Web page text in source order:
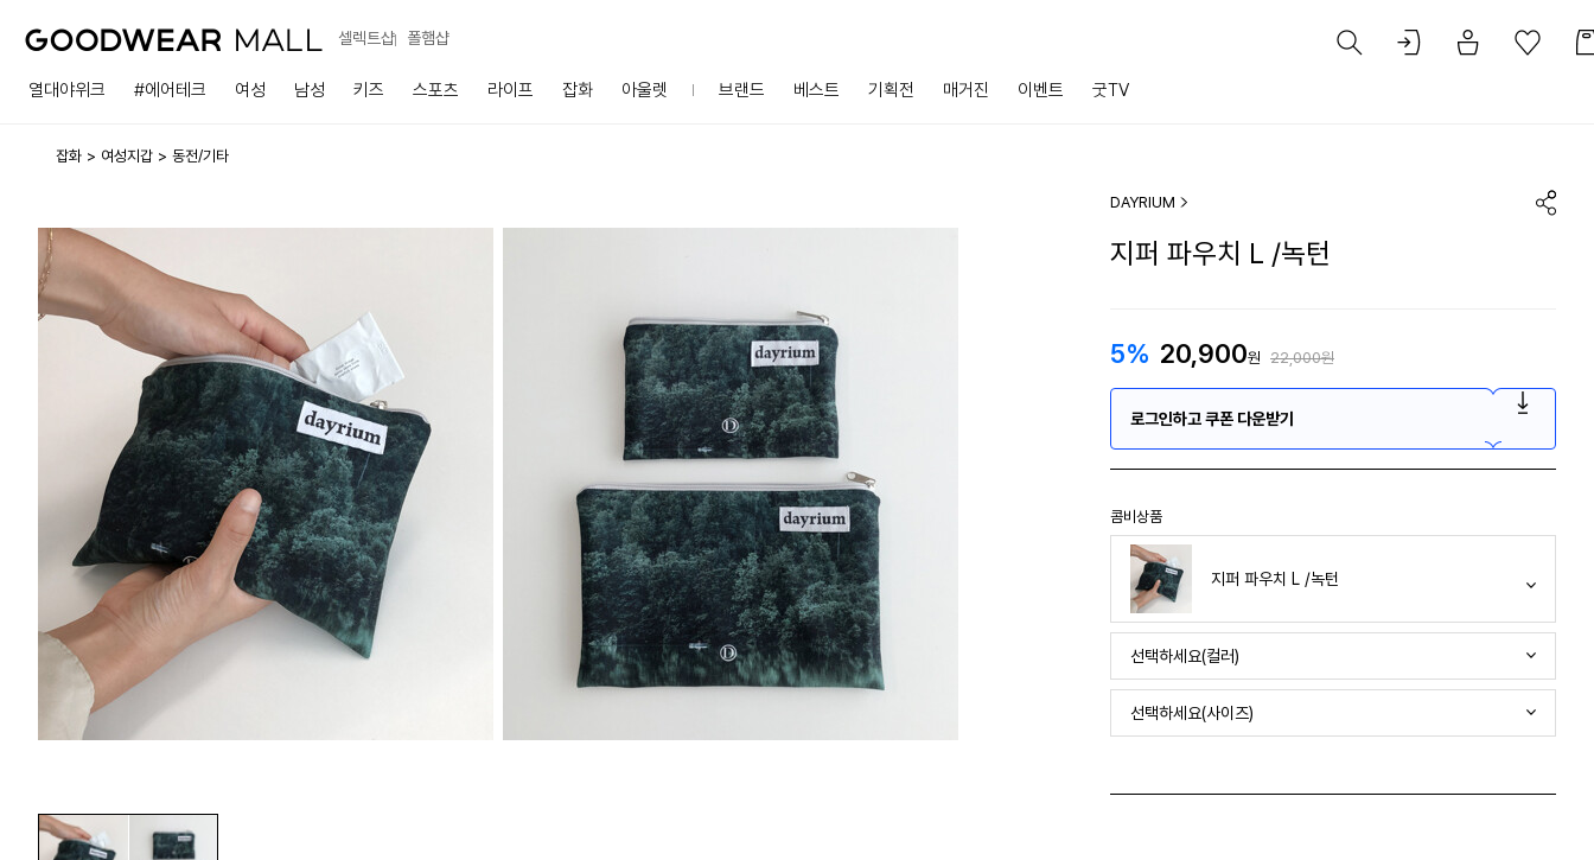
셀렉트샵 폴햄샵
열대야위크 #에어테크 여성 남성 키즈 스포츠 라이프 잡화 아울렛 브랜드 베스트 기획전 매거진 이벤트 굿TV
잡화 여성지갑 동전/기타
DAYRIUM
지퍼 파우치 L /녹턴
5% 20,900원 22,000원
로그인하고 쿠폰 다운받기
콤비상품
지퍼 파우치 L /녹턴
선택하세요(컬러)
선택하세요(사이즈)